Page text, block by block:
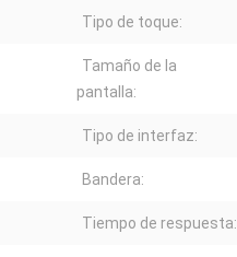
Tipo de toque:
Tamaño de la
pantalla:
Tipo de interfaz:
Bandera:
Tiempo de respuesta: